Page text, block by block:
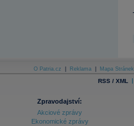
O Patria.cz Reklama Mapa Stránek
RSS / XML |
Zpravodajství:
Akciové zprávy
Ekonomické zprávy